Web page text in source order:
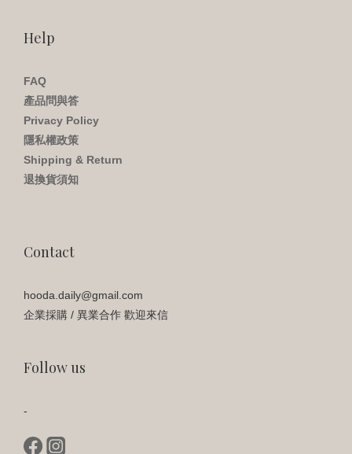
Help
FAQ
產品問與答
Privacy Policy
隱私權政策
Shipping & Return
退換貨須知
Contact
hooda.daily@gmail.com
企業採購 / 異業合作 歡迎來信
Follow us
-